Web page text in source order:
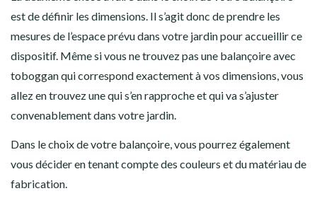
est de définir les dimensions. Il s’agit donc de prendre les
mesures de l’espace prévu dans votre jardin pour accueillir ce
dispositif. Même si vous ne trouvez pas une balançoire avec
toboggan qui correspond exactement à vos dimensions, vous
allez en trouvez une qui s’en rapproche et qui va s’ajuster
convenablement dans votre jardin.
Dans le choix de votre balançoire, vous pourrez également
vous décider en tenant compte des couleurs et du matériau de
fabrication.